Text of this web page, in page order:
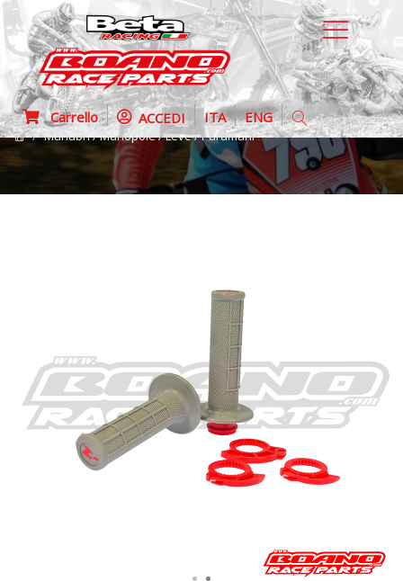
Carrello ACCEDI ITA ENG
Manubri / Manopole / Leve / Paramani